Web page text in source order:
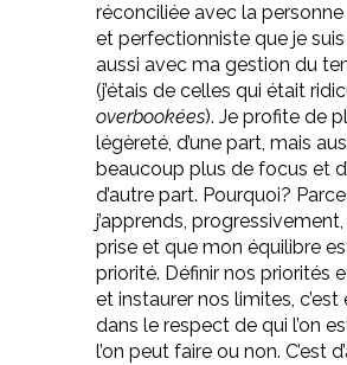
réconciliée avec la
et perfectionniste que je
aussi avec ma gestion du
(j’étais de celles qui était
overbookées). Je profite de
légèreté, d’une part, mais
beaucoup plus de focus et
d’autre part. Pourquoi?
j’apprends,
prise et que mon équilibre
priorité. Définir nos priorités
et instaurer nos limites, c’est
dans le respect de qui l’on
l’on peut faire ou non. C’est